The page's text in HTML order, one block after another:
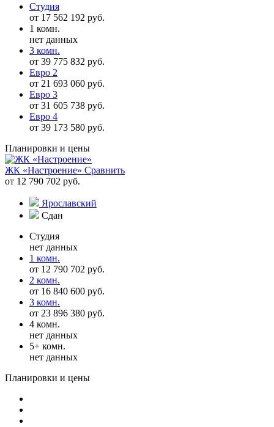
Студия
от 17 562 192 руб.
1 комн.
нет данных
3 комн.
от 39 775 832 руб.
Евро 2
от 21 693 060 руб.
Евро 3
от 31 605 738 руб.
Евро 4
от 39 173 580 руб.
Планировки и цены
ЖК «Настроение» Сравнить
от 12 790 702 руб.
Ярославский
Сдан
Студия
нет данных
1 комн.
от 12 790 702 руб.
2 комн.
от 16 840 600 руб.
3 комн.
от 23 896 380 руб.
4 комн.
нет данных
5+ комн.
нет данных
Планировки и цены